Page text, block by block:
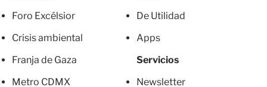
Foro Excélsior
Crisis ambiental
Franja de Gaza
Metro CDMX
De Utilidad
Apps
Servicios
Newsletter